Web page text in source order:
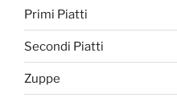
Primi Piatti
Secondi Piatti
Zuppe